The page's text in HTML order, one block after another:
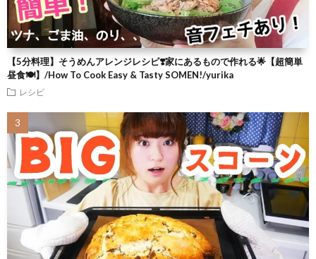
【5分料理】そうめんアレンジレシピ❣️家にあるもので作れる🌟【超簡単
昼食🍽】/How To Cook Easy & Tasty SOMEN!/yurika
レシピ